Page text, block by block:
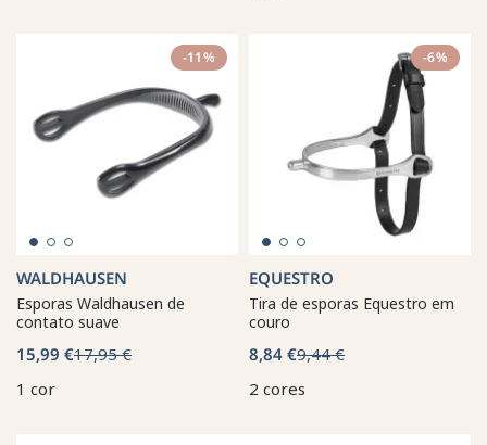
-11%
WALDHAUSEN
Esporas Waldhausen de
contato suave
15,99 €17,95 €
1 cor
-6%
EQUESTRO
Tira de esporas Equestro em
couro
8,84 €9,44 €
2 cores